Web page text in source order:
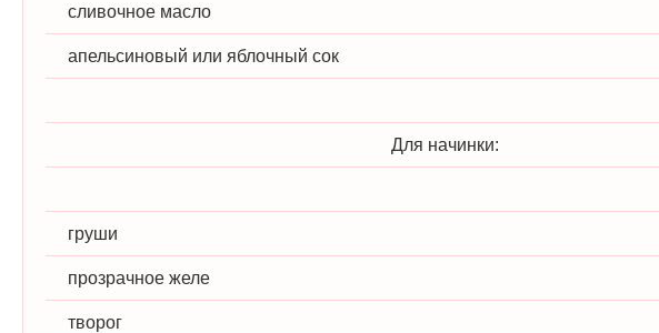
сливочное масло
апельсиновый или яблочный сок
Для начинки:
груши
прозрачное желе
творог